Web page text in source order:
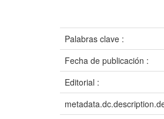
Palabras clave :
Fecha de publicación :
Editorial :